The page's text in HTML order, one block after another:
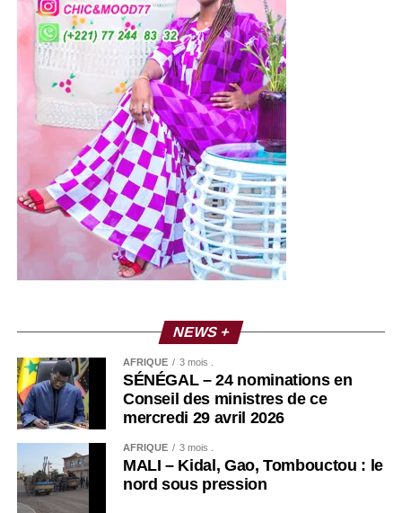
NEWS +
AFRIQUE 3 mois .
SÉNÉGAL – 24 nominations en
Conseil des ministres de ce
mercredi 29 avril 2026
AFRIQUE 3 mois .
MALI – Kidal, Gao, Tombouctou : le
nord sous pression